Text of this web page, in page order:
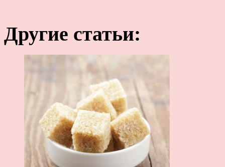
Другие статьи: